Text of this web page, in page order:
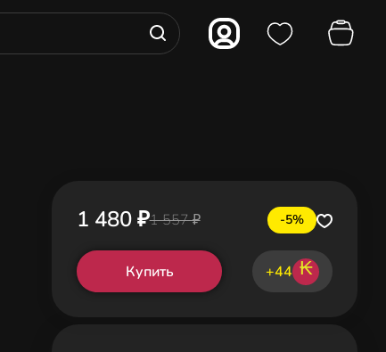
1 480 ₽1 557 ₽ -5%
Купить +44 ₭